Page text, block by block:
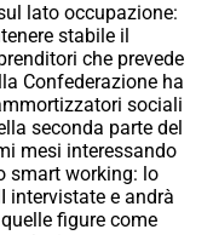
lato occupazione:
stabile il
che prevede
Confederazione ha
sociali
seconda parte del
mesi interessando
smart working: lo
intervistate e andrà
figure come